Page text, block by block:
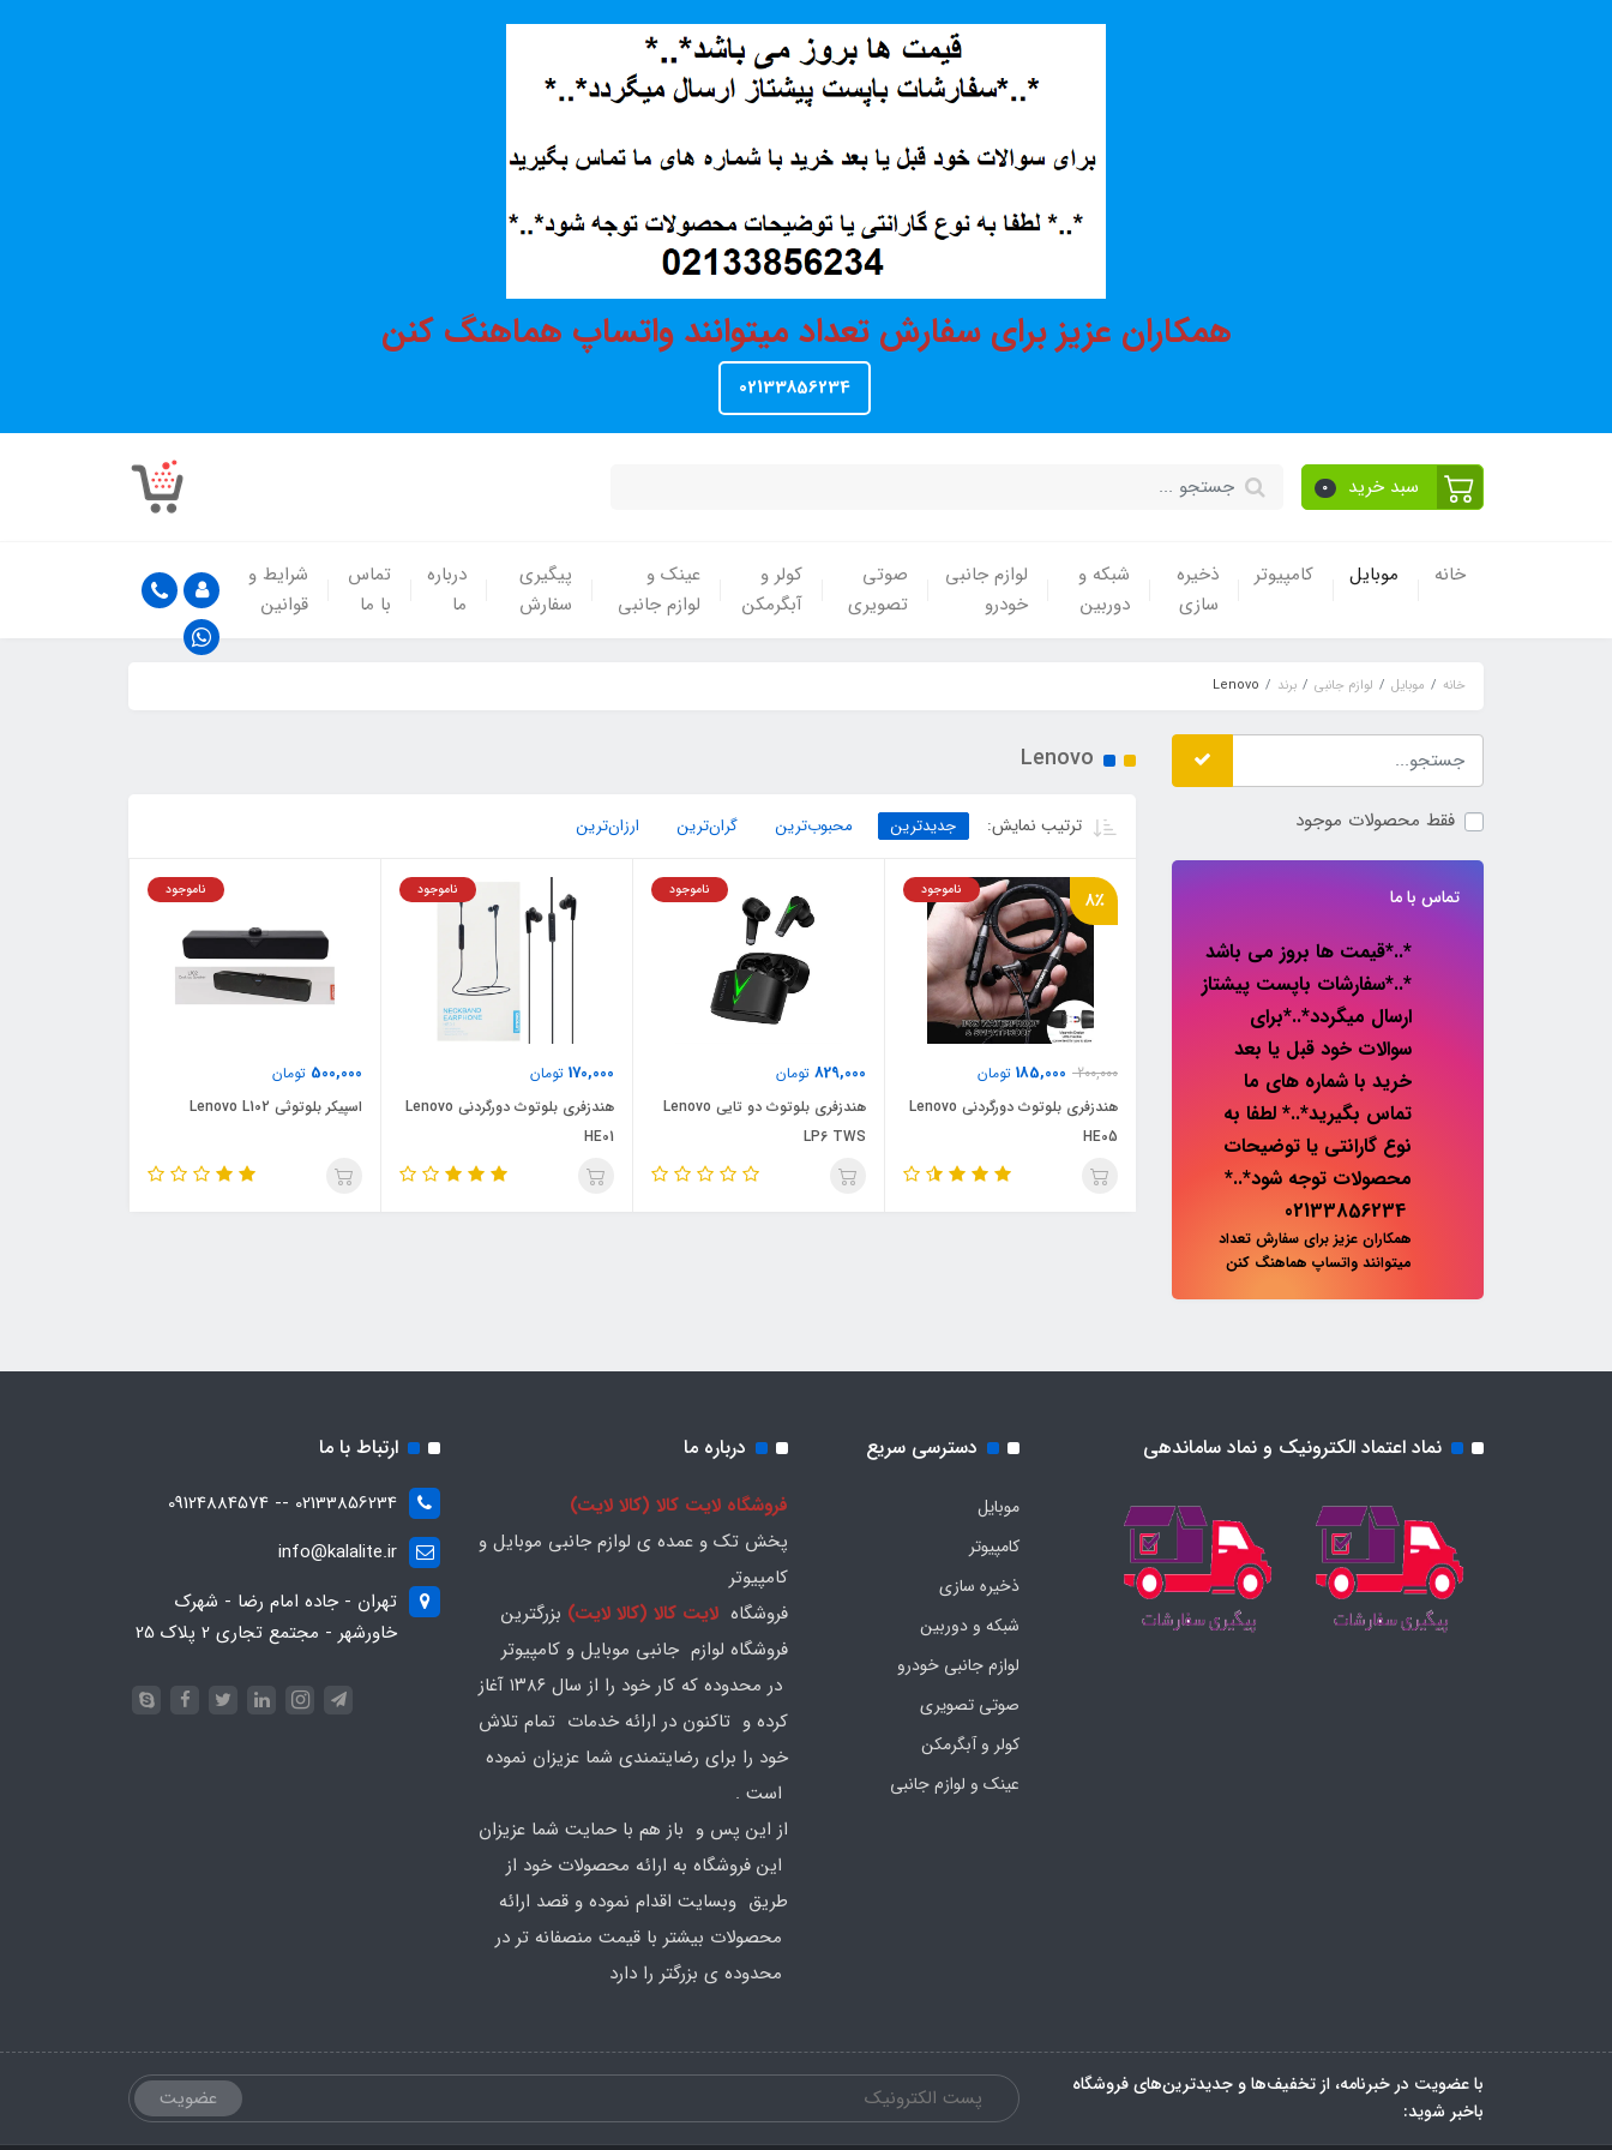
همکاران عزیز برای سفارش تعداد میتوانند واتساپ هماهنگ کنن
02133856234
سبد خرید 0
خانه موبایل کامپیوتر
ذخیره
سازی
شبکه و
دوربین
لوازم جانبی
خودرو
صوتی
تصویری
کولر و
آبگرمکن
عینک و
لوازم جانبی
پیگیری
سفارش
درباره
ما
تماس
با ما
شرایط و
قوانین
خانه موبایل لوازم جانبی برند Lenovo
فقط محصولات موجود
تماس با ما
*..*قیمت ها بروز می باشد
*..*سفارشات باپست پیشتاز
ارسال میگردد*..*برای
سوالات خود قبل یا بعد
خرید با شماره های ما
تماس بگیرید*..* لطفا به
نوع گارانتی یا توضیحات
محصولات توجه شود*..*
همکاران عزیز برای سفارش تعداد
میتوانند واتساپ هماهنگ کنن
Lenovo
ترتیب نمایش: جدیدترین محبوب‌ترین گران‌ترین ارزان‌ترین
8٪
200,000
185,000 تومان
ناموجود
هندزفری بلوتوث دورگردنی Lenovo
HE05
829,000 تومان
ناموجود
هندزفری بلوتوث دو تایی Lenovo
LP6 TWS
170,000 تومان
ناموجود
هندزفری بلوتوث دورگردنی Lenovo
HE01
500,000 تومان
ناموجود
اسپیکر بلوتوثی Lenovo L102
نماد اعتماد الکترونیک و نماد ساماندهی دسترسی سریع
موبایل
کامپیوتر
ذخیره سازی
شبکه و دوربین
لوازم جانبی خودرو
صوتی تصویری
کولر و آبگرمکن
عینک و لوازم جانبی
درباره ما
فروشگاه لایت کالا (کالا لایت)
پخش تک و عمده ی لوازم جانبی موبایل و
کامپیوتر
فروشگاه لایت کالا (کالا لایت) بزرگترین
فروشگاه لوازم جانبی موبایل و کامپیوتر
در محدوده که کار خود را از سال ۱۳۸۶ آغاز
کرده و تاکنون در ارائه خدمات تمام تلاش
خود را برای رضایتمندی شما عزیزان نموده
است .
از این پس و باز هم با حمایت شما عزیزان
این فروشگاه به ارائه محصولات خود از
طریق وبسایت اقدام نموده و قصد ارائه
محصولات بیشتر با قیمت منصفانه تر در
محدوده ی بزرگتر را دارد
ارتباط با ما
02133856234 -- 09124884574
info@kalalite.ir
تهران - جاده امام رضا - شهرک
خاورشهر - مجتمع تجاری 2 پلاک 25
با عضویت در خبرنامه، از تخفیف‌ها و جدیدترین‌های فروشگاه
باخبر شوید:
عضویت